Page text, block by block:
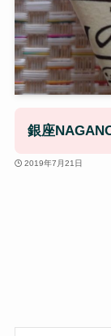
銀座
2019年7月21日